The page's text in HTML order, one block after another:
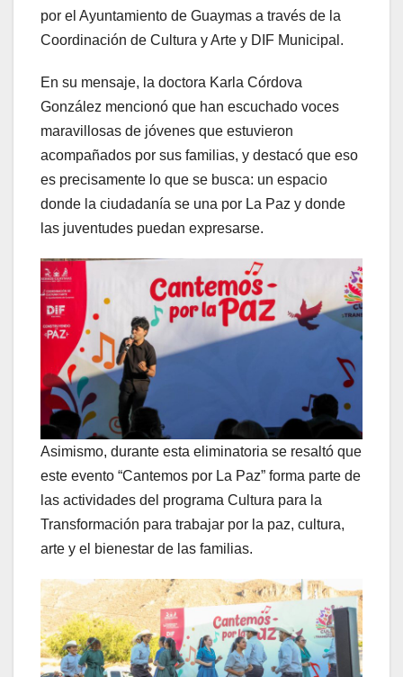
por el Ayuntamiento de Guaymas a través de la
Coordinación de Cultura y Arte y DIF Municipal.
En su mensaje, la doctora Karla Córdova
González mencionó que han escuchado voces
maravillosas de jóvenes que estuvieron
acompañados por sus familias, y destacó que eso
es precisamente lo que se busca: un espacio
donde la ciudadanía se una por La Paz y donde
las juventudes puedan expresarse.
Asimismo, durante esta eliminatoria se resaltó que
este evento “Cantemos por La Paz” forma parte de
las actividades del programa Cultura para la
Transformación para trabajar por la paz, cultura,
arte y el bienestar de las familias.